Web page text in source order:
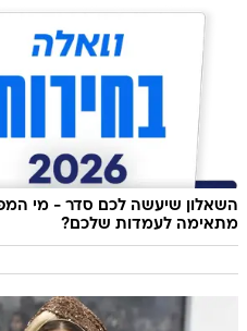
השאלון שיעשה לכם סדר - מי
מתאימה לעמדות שלכם?